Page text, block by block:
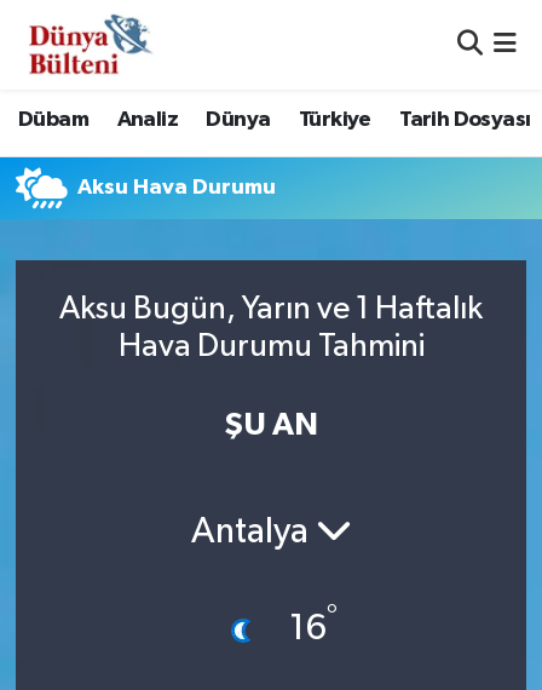
Dübam Analiz Dünya Türkiye Tarih Dosyası
Aksu Hava Durumu
Aksu Bugün, Yarın ve 1 Haftalık
Hava Durumu Tahmini
ŞU AN
Antalya
16°
Hava Durumu
Namaz Vakitleri
Süper Lig Puan Durumu ve Fikstür